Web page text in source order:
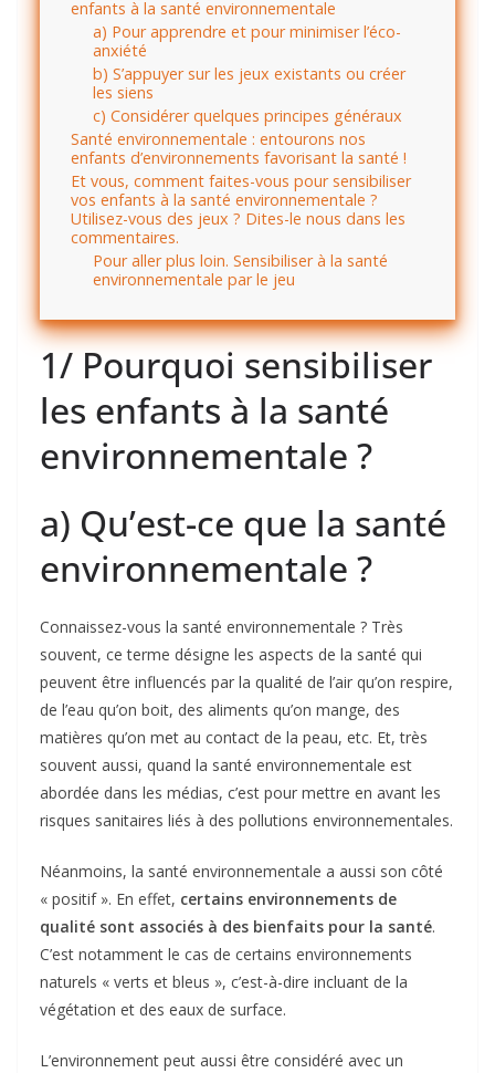
enfants à la santé environnementale
a) Pour apprendre et pour minimiser l’éco-
anxiété
b) S’appuyer sur les jeux existants ou créer
les siens
c) Considérer quelques principes généraux
Santé environnementale : entourons nos
enfants d’environnements favorisant la santé !
Et vous, comment faites-vous pour sensibiliser
vos enfants à la santé environnementale ?
Utilisez-vous des jeux ? Dites-le nous dans les
commentaires.
Pour aller plus loin. Sensibiliser à la santé
environnementale par le jeu
1/ Pourquoi sensibiliser
les enfants à la santé
environnementale ?
a) Qu’est-ce que la santé
environnementale ?
Connaissez-vous la santé environnementale ? Très
souvent, ce terme désigne les aspects de la santé qui
peuvent être influencés par la qualité de l’air qu’on respire,
de l’eau qu’on boit, des aliments qu’on mange, des
matières qu’on met au contact de la peau, etc. Et, très
souvent aussi, quand la santé environnementale est
abordée dans les médias, c’est pour mettre en avant les
risques sanitaires liés à des pollutions environnementales.
Néanmoins, la santé environnementale a aussi son côté
« positif ». En effet, certains environnements de
qualité sont associés à des bienfaits pour la santé.
C’est notamment le cas de certains environnements
naturels « verts et bleus », c’est-à-dire incluant de la
végétation et des eaux de surface.
L’environnement peut aussi être considéré avec un